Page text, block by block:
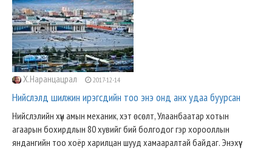
Х.Наранцацрал 2017-12-14
Нийслэлд шилжин ирэгсдийн тоо энэ онд анх удаа буурсан
Нийслэлийн хүн амын механик, хэт өсөлт, Улаанбаатар хотын
агаарын бохирдлын 80 хувийг бий болгодог гэр хорооллын
яндангийн тоо хоёр харилцан шууд хамааралтай байдаг. Энэхүү